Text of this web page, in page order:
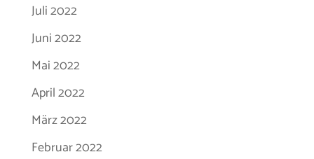
Juli 2022
Juni 2022
Mai 2022
April 2022
März 2022
Februar 2022